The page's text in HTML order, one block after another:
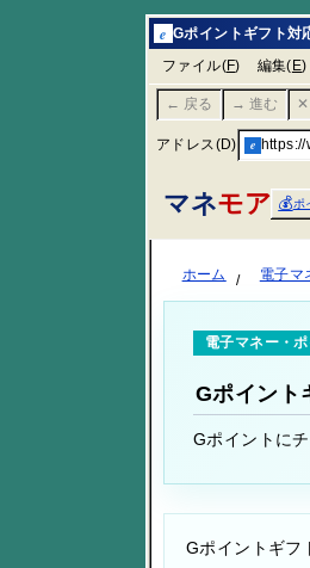
e Gポイントギフト対
ファイル(F) 編集( E)
← 戻る → 進む ✕
アドレス(D) e
マネモア 💰ポ
ホーム 電子マ
電子マネー・
Gポイント
Gポイントに
Gポイントギフ